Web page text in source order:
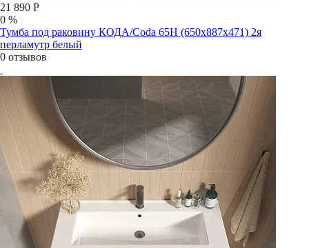
21 890 Р
0 %
Тумба под раковину КОДА/Coda 65Н (650х887х471) 2я
перламутр белый
0 отзывов